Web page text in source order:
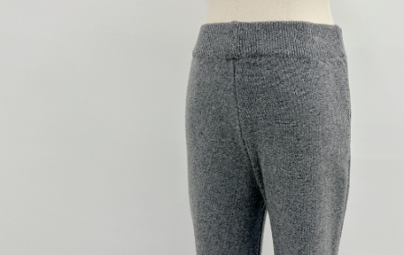
恩沛科技股份有限公司將有權停止該用戶之使用額度並採取法律行動。